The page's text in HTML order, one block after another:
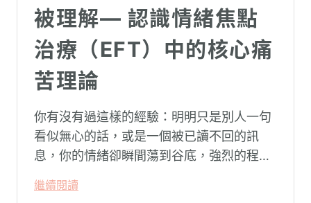
被理解— 認識情緒焦點
治療（EFT）中的核心痛
苦理論
你有沒有過這樣的經驗：明明只是別人一句
看似無心的話，或是一個被已讀不回的訊
息，你的情緒卻瞬間蕩到谷底，強烈的程度
怪：「事情真的有這麼嚴重嗎？」
繼續閱讀